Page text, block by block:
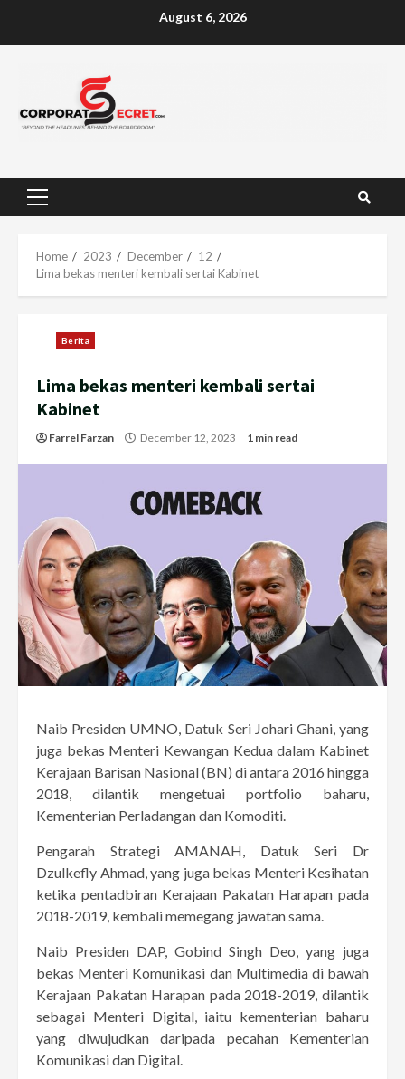
August 6, 2026
Primary
Home 2023 December
12
Lima bekas menteri kembali sertai Kabinet
Berita
Lima bekas menteri kembali sertai
Kabinet
Farrel Farzan December 12, 2023 1 min read
Naib Presiden UMNO, Datuk Seri Johari Ghani, yang
juga bekas Menteri Kewangan Kedua dalam Kabinet
Kerajaan Barisan Nasional (BN) di antara 2016 hingga
2018, dilantik mengetuai portfolio baharu,
Kementerian Perladangan dan Komoditi.
Pengarah Strategi AMANAH, Datuk Seri Dr
Dzulkefly Ahmad, yang juga bekas Menteri Kesihatan
ketika pentadbiran Kerajaan Pakatan Harapan pada
2018-2019, kembali memegang jawatan sama.
Naib Presiden DAP, Gobind Singh Deo, yang juga
bekas Menteri Komunikasi dan Multimedia di bawah
Kerajaan Pakatan Harapan pada 2018-2019, dilantik
sebagai Menteri Digital, iaitu kementerian baharu
yang diwujudkan daripada pecahan Kementerian
Komunikasi dan Digital.